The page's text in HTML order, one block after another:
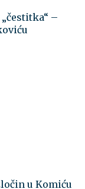
„čestitka“ –
u Komiću